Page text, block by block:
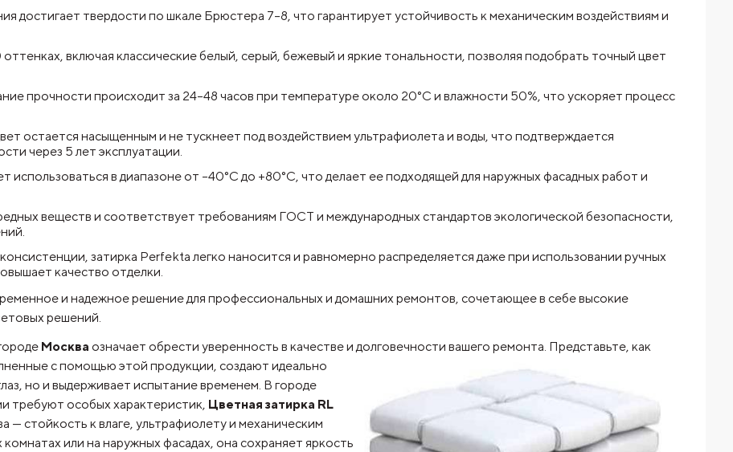
достигает твердости по шкале Брюстера 7–8, что гарантирует устойчивость к механическим воздействиям и
включая классические белый, серый, бежевый и яркие тональности, позволяя подобрать точный цвет
прочности происходит за 24–48 часов при температуре около 20°C и влажности 50%, что ускоряет процесс
остается насыщенным и не тускнеет под воздействием ультрафиолета и воды, что подтверждается
через 5 лет эксплуатации.
в диапазоне от –40°C до +80°C, что делает ее подходящей для наружных фасадных работ и
веществ и соответствует требованиям ГОСТ и международных стандартов экологической безопасности,
затирка Perfekta легко наносится и равномерно распределяется даже при использовании ручных
качество отделки.
и надежное решение для профессиональных и домашних ремонтов, сочетающее в себе высокие
решений.
Москва означает обрести уверенность в качестве и долговечности вашего ремонта. Представьте, как
с помощью этой продукции, создают идеально
но и выдерживает испытание временем. В городе
требуют особых характеристик, Цветная затирка RL
— стойкость к влаге, ультрафиолету и механическим
или на наружных фасадах, она сохраняет яркость